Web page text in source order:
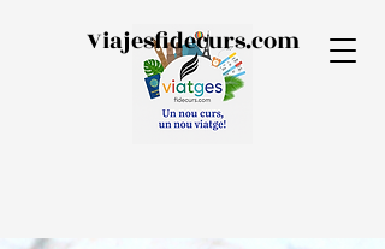
Viajesfidecurs.com